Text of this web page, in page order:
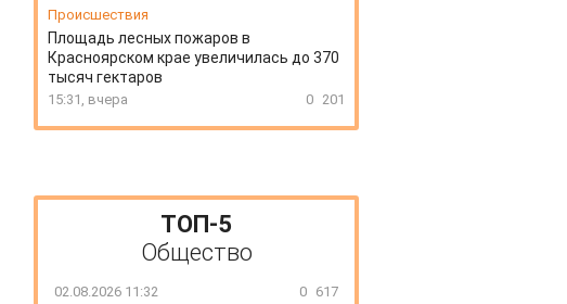
Происшествия
Площадь лесных пожаров в
Красноярском крае увеличилась до 370
тысяч гектаров
15:31, вчера 0 201
ТОП-5
Общество
02.08.2026 11:32 0 617